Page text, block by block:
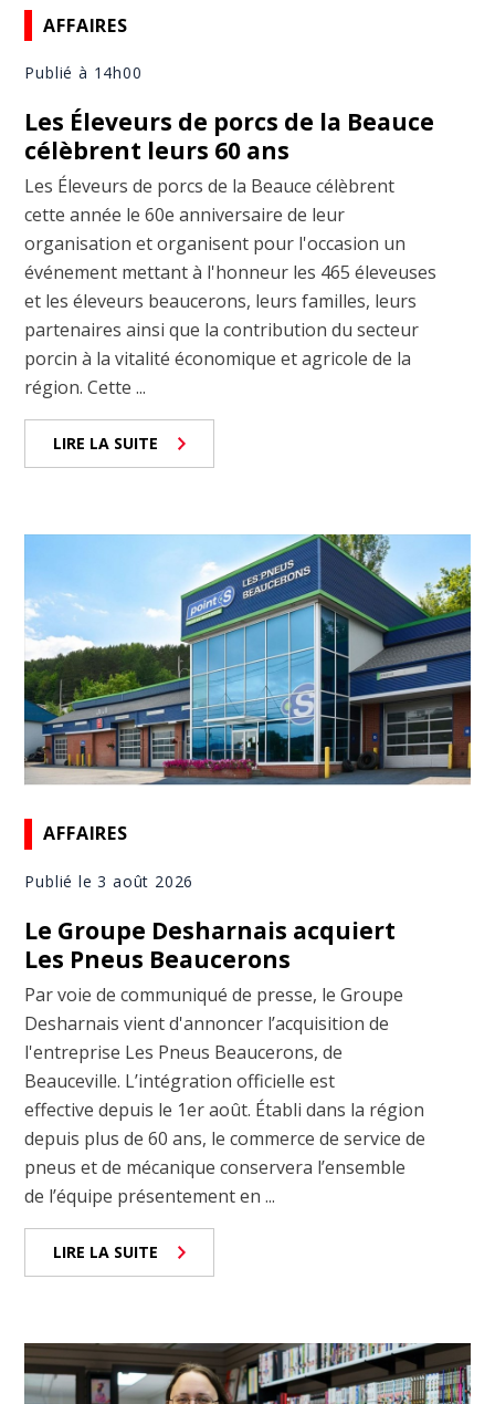
AFFAIRES
Publié à 14h00
Les Éleveurs de porcs de la Beauce
célèbrent leurs 60 ans
Les Éleveurs de porcs de la Beauce célèbrent
cette année le 60e anniversaire de leur
organisation et organisent pour l'occasion un
événement mettant à l'honneur les 465 éleveuses
et les éleveurs beaucerons, leurs familles, leurs
partenaires ainsi que la contribution du secteur
porcin à la vitalité économique et agricole de la
région. Cette ...
LIRE LA SUITE
AFFAIRES
Publié le 3 août 2026
Le Groupe Desharnais acquiert
Les Pneus Beaucerons
Par voie de communiqué de presse, le Groupe
Desharnais vient d'annoncer l’acquisition de
l'entreprise Les Pneus Beaucerons, de
Beauceville. L’intégration officielle est
effective depuis le 1er août. Établi dans la région
depuis plus de 60 ans, le commerce de service de
pneus et de mécanique conservera l’ensemble
de l’équipe présentement en ...
LIRE LA SUITE